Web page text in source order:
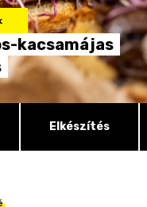
kacsamájas
Elkészítés